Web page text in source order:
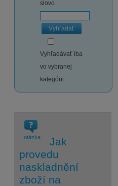
slovo
Vyhľadať
Vyhľadávať iba
vo vybranej
kategórii
otázka
Jak
provedu
naskladnění
zboží na